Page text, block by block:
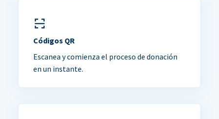
Códigos QR
Escanea y comienza el proceso de donación
en un instante.